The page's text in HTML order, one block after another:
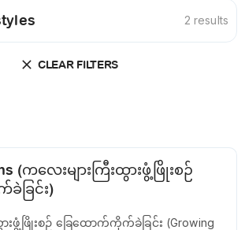
2 results
CLEAR FILTERS
(ကလေးများကြီးထွားဖွံ့ဖြိုးစဉ်
ခြင်း)
းဖွံ့ဖြိုးစဉ် ခြေထောက်ကိုက်ခဲခြင်း (Growing